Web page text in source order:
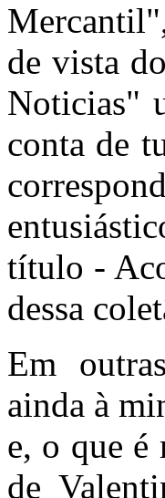
de vista
Noticias"
conta de
título -
dessa
Em
ainda à
e, o que é
de